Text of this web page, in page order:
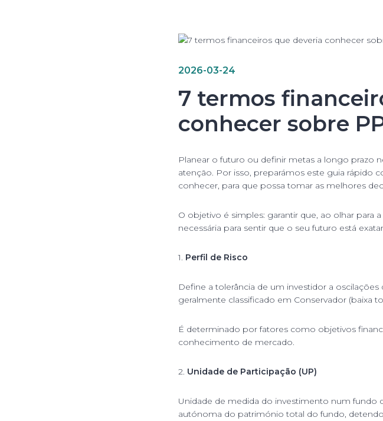
2026-03-24
7 termos
conhecer sobre
Planear o futuro ou definir metas a longo prazo
atenção. Por isso, preparámos este guia rápido
conhecer, para que possa tomar as melhores
O objetivo é simples: garantir que, ao olhar para
necessária para sentir que o seu futuro está
1. Perfil de Risco
Define a tolerância de um investidor a
geralmente classificado em Conservador (baixa
É determinado por fatores como objetivos
conhecimento de mercado.
2. Unidade de Participação (UP)
Unidade de medida do investimento num fundo
autónoma do património total do fundo,